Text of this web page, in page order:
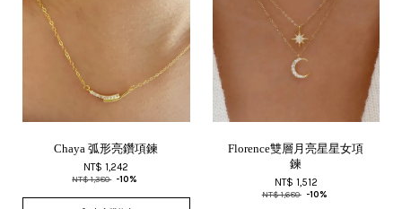
Chaya 弧形亮鑽項鍊
NT$ 1,242
NT$ 1,380 -10%
Florence雙層月亮星星女項
鍊
NT$ 1,512
NT$ 1,680 -10%